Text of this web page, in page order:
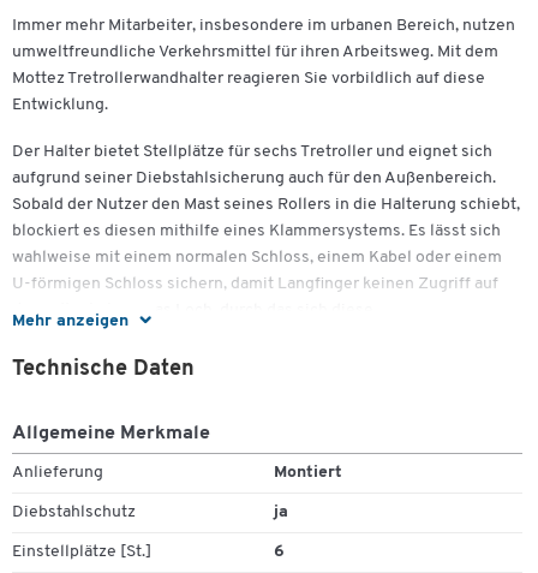
Mehr anzeigen
Immer mehr Mitarbeiter, insbesondere im urbanen Bereich, nutzen
umweltfreundliche Verkehrsmittel für ihren Arbeitsweg. Mit dem
Mottez Tretrollerwandhalter reagieren Sie vorbildlich auf diese
Entwicklung.
Der Halter bietet Stellplätze für sechs Tretroller und eignet sich
aufgrund seiner Diebstahlsicherung auch für den Außenbereich.
Sobald der Nutzer den Mast seines Rollers in die Halterung schiebt,
blockiert es diesen mithilfe eines Klammersystems. Es lässt sich
wahlweise mit einem normalen Schloss, einem Kabel oder einem
U-förmigen Schloss sichern, damit Langfinger keinen Zugriff auf
die Roller haben. Das Loch, durch das sich diese
mm. Die Tretrollerwandhalterung ist aus quadratischem Rohr
betragen B 1060 x T 245 x H 150 mm.
an der Wand mithilfe von zwei Laschen befestigen (im
Lieferumfang bereits mit enthalten). Sie bestehen aus einem
Technische Daten
Allgemeine Merkmale
Anlieferung Montiert
Diebstahlschutz ja
Einstellplätze [St.] 6